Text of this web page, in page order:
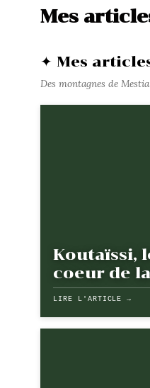
Mes
✦ Mes
Des montagnes de
Koutaïssi,
coeur de
LIRE L'ARTICLE →